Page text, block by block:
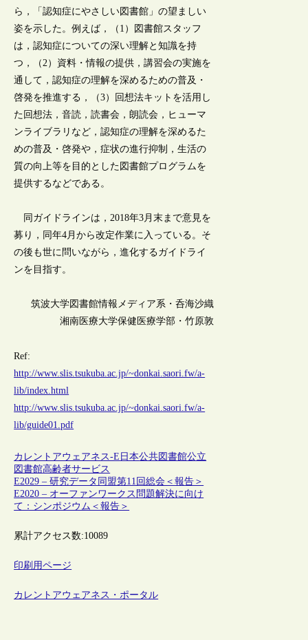
ら，「認知症にやさしい図書館」の望ましい
姿を示した。例えば，（1）図書館スタッフ
は，認知症についての深い理解と知識を持
つ，（2）資料・情報の提供，講習会の実施を
通して，認知症の理解を深めるための普及・
啓発を推進する，（3）回想法キットを活用し
た回想法，音読，読書会，朗読会，ヒューマ
ンライブラリなど，認知症の理解を深めるた
めの普及・啓発や，症状の進行抑制，生活の
質の向上等を目的とした図書館プログラムを
提供するなどである。
同ガイドラインは，2018年3月末まで意見を
募り，同年4月から改定作業に入っている。そ
の後も世に問いながら，進化するガイドライ
ンを目指す。
筑波大学図書館情報メディア系・呑海沙織
湘南医療大学保健医療学部・竹原敦
Ref:
http://www.slis.tsukuba.ac.jp/~donkai.saori.fw/a-
lib/index.html
http://www.slis.tsukuba.ac.jp/~donkai.saori.fw/a-
lib/guide01.pdf
カレントアウェアネス-E 日本公共図書館公立
図書館高齢者サービス
E2029 – 研究データ同盟第11回総会＜報告＞
E2020 – オーファンワークス問題解決に向け
て：シンポジウム＜報告＞
累計アクセス数:10089
印刷用ページ
カレントアウェアネス・ポータル